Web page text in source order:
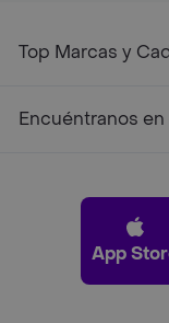
Top Marcas y
Encuéntranos
App